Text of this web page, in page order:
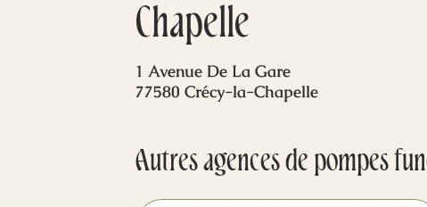
Chapelle
1 Avenue De La Gare
77580 Crécy-la-Chapelle
Autres agences de pompes